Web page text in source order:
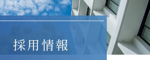
採用情報